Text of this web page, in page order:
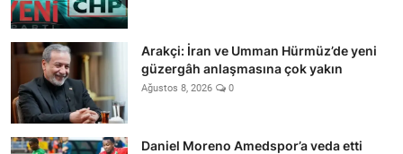
Arakçi: İran ve Umman Hürmüz’de yeni
güzergâh anlaşmasına çok yakın
Ağustos 8, 2026 0
Daniel Moreno Amedspor’a veda etti